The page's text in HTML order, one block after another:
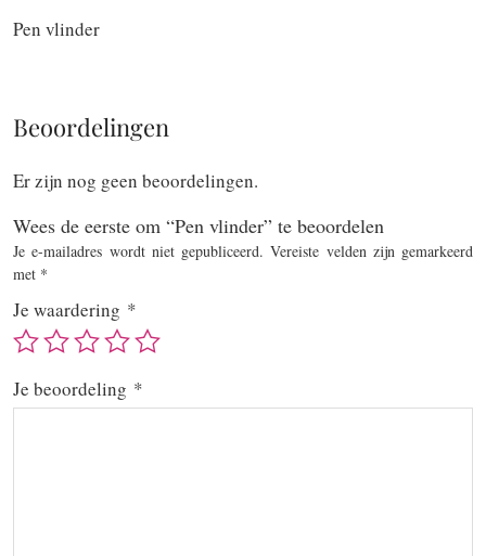
Pen vlinder
Beoordelingen
Er zijn nog geen beoordelingen.
Wees de eerste om “Pen vlinder” te beoordelen
Je e-mailadres wordt niet gepubliceerd. Vereiste velden zijn gemarkeerd
met *
Je waardering *
Je beoordeling *